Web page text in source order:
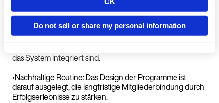
Do not sell or share my personal information
Programme, die Mitglieder Schritt für Schritt entlang ihres
Fortschritts begleiten
• Wissenschaftliche Periodisierung: Erziele messbare
das System integriert sind.
•Nachhaltige Routine: Das Design der Programme ist
darauf ausgelegt, die langfristige Mitgliederbindung durch
Erfolgserlebnisse zu stärken.